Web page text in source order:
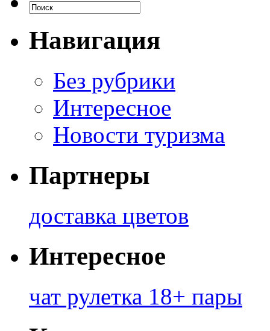
Навигация
Без рубрики
Интересное
Новости туризма
Партнеры
доставка цветов
Интересное
чат рулетка 18+ пары